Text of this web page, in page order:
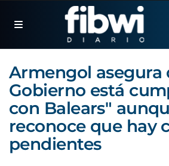
Armengol asegura
Gobierno está
con Balears"
reconoce que hay
pendientes